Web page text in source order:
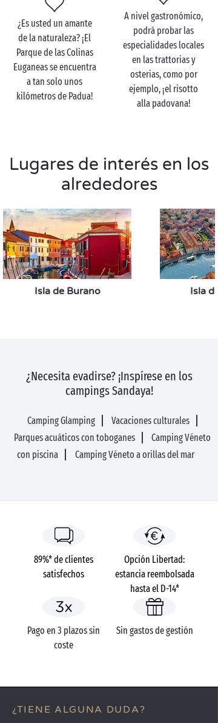
¿Es usted un amante
de la naturaleza? ¡El
Parque de las Colinas
Euganeas se encuentra
a tan solo unos
kilómetros de Padua!
A nivel gastronómico,
podrá probar las
especialidades locales
en las trattorias y
osterias, como por
ejemplo, ¡el risotto
alla padovana!
Lugares de interés en los
alrededores
Isla de Burano Isla
¿Necesita evadirse? ¡Inspírese en los
campings Sandaya!
Camping Glamping
Vacaciones culturales
Parques acuáticos con toboganes
Camping Véneto
con piscina
Camping Véneto a orillas del mar
89%* de clientes
satisfechos
Opción Libertad:
estancia reembolsada
hasta el D-14*
Pago en 3 plazos sin
coste
Sin gastos de gestión
¿TIENE ALGUNA DUDA?